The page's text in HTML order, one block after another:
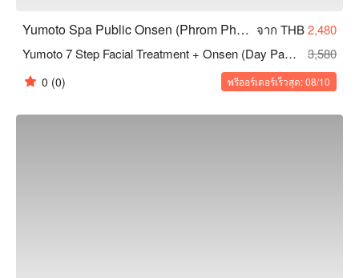
Yumoto Spa Public Onsen (Phrom Phong) จาก THB2,480
Yumoto 7 Step Facial Treatment + Onsen (Day Pass) 60 นาที *วันจันทร์ถึงวันศุกร์ (ยกเว้นวันหยุดราชการ)
3,580
0 (0) พรีออร์เดอร์เร็วสุด: 08/10